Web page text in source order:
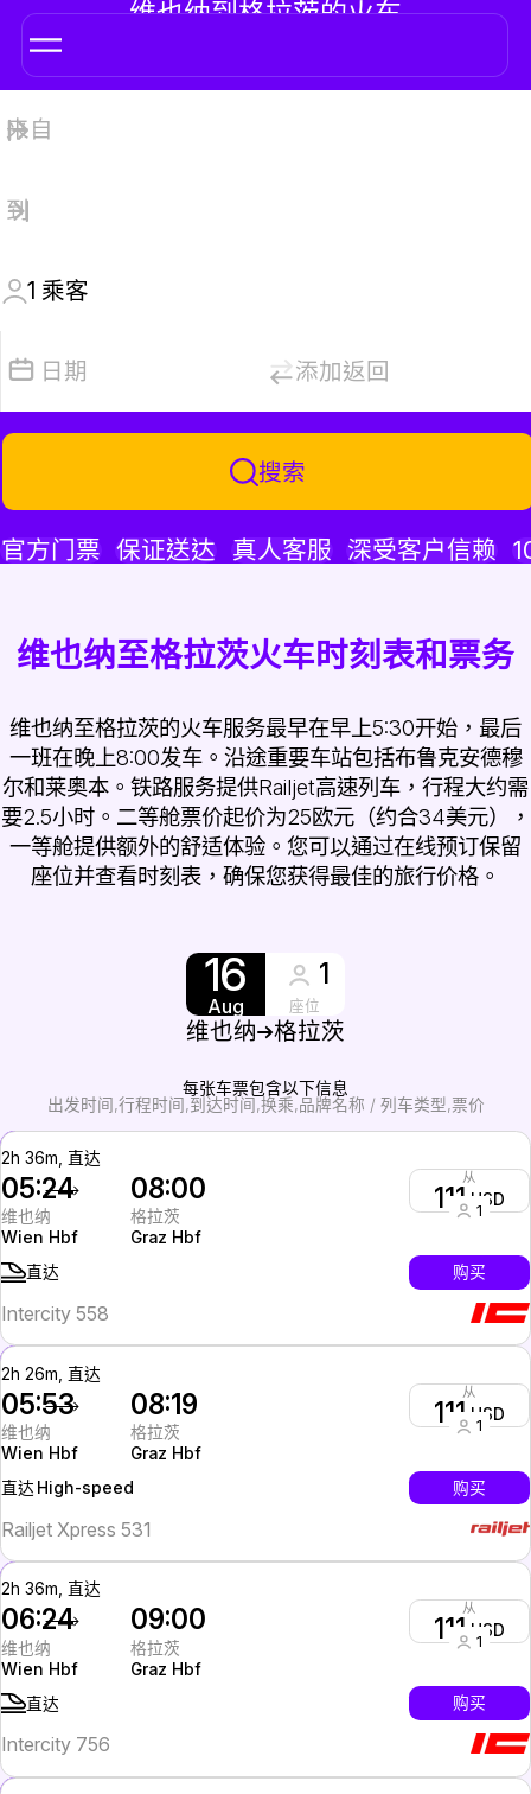
维也纳到格拉茨的火车
1 乘客
日期 添加返回
搜索
官方门票 保证送达 真人客服 深受客户信赖
维也纳至格拉茨火车时刻表和票务
维也纳至格拉茨的火车服务最早在早上5:30开始，最后
一班在晚上8:00发车。沿途重要车站包括布鲁克安德穆
尔和莱奥本。铁路服务提供Railjet高速列车，行程大约需
要2.5小时。二等舱票价起价为25欧元（约合34美元），
一等舱提供额外的舒适体验。您可以通过在线预订保留
座位并查看时刻表，确保您获得最佳的旅行价格。
16
Aug
1
座位
维也纳 格拉茨
每张车票包含以下信息
出发时间 行程时间 到达时间 换乘 品牌名称 / 列车类型 票价
2h 36m, 直达
05:24
维也纳
Wien Hbf
08:00
格拉茨
Graz Hbf
从
111USD
1
直达 购买
Intercity 558
2h 26m, 直达
05:53
维也纳
Wien Hbf
08:19
格拉茨
Graz Hbf
从
111USD
1
直达 High-speed 购买
Railjet Xpress 531
2h 36m, 直达
06:24
维也纳
Wien Hbf
09:00
格拉茨
Graz Hbf
从
111USD
1
直达 购买
Intercity 756